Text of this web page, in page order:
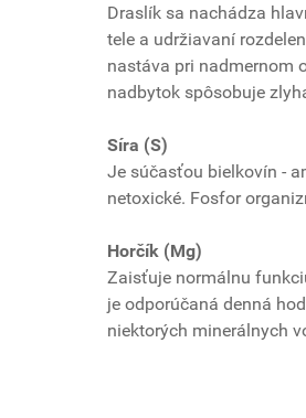
Draslík sa nachádza
tele a udržiavaní
nastáva pri nadmernom
nadbytok spôsobuje
Síra (S)
Je súčasťou bielkovín -
netoxické. Fosfor
Horčík (Mg)
Zaisťuje normálnu
je odporúčaná denná
niektorých minerálnych